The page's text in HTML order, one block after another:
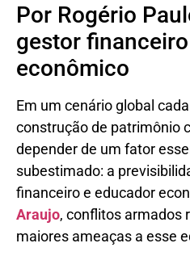
Por Rogério
gestor
econômico
Em um cenário global
construção de patrimônio
depender de um fator
subestimado: a
financeiro e educador
Araujo, conflitos armados
maiores ameaças a esse